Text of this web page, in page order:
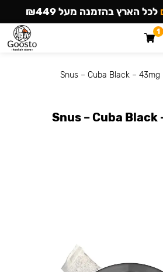
Snus – Cuba Black – 43mg
Snus – Cuba Black
לכל הארץ בהזמנה מעל ₪449
1